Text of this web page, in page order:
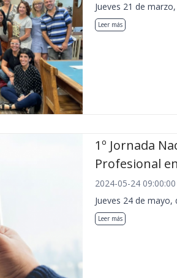
Jueves 21 de
Leer más
1º Jornada
Profesional
2024-05-24 09:00:00
Jueves 24 de mayo,
Leer más